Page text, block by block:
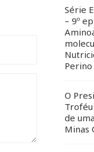
Série
– 9º
O
de
Minas